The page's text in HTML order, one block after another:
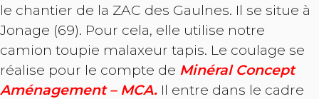
le chantier de la ZAC des Gaulnes. Il se situe à
Jonage (69). Pour cela, elle utilise notre
camion toupie malaxeur tapis. Le coulage se
réalise pour le compte de Minéral Concept
Aménagement – MCA. Il entre dans le cadre